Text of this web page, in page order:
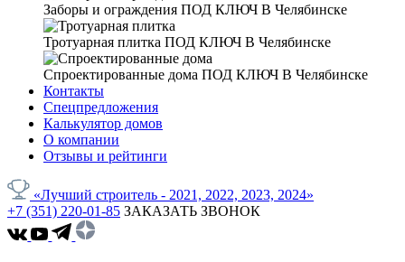
Заборы и ограждения ПОД КЛЮЧ В Челябинске
Тротуарная плитка ПОД КЛЮЧ В Челябинске
Спроектированные дома ПОД КЛЮЧ В Челябинске
Контакты
Спецпредложения
Калькулятор домов
О компании
Отзывы и рейтинги
«Лучший строитель - 2021, 2022, 2023, 2024»
+7 (351) 220-01-85 ЗАКАЗАТЬ ЗВОНОК